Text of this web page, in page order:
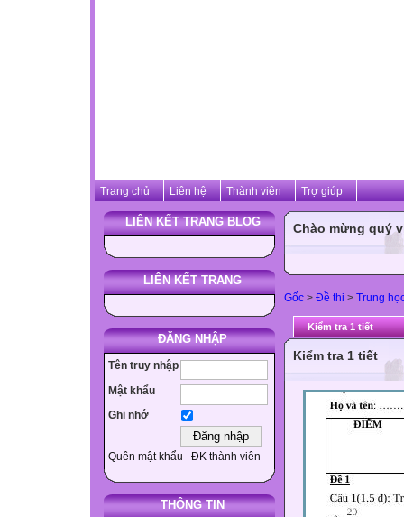
Trang chủ Liên hệ Thành viên Trợ giúp
LIÊN KẾT TRANG BLOG
LIÊN KẾT TRANG
ĐĂNG NHẬP
Tên truy nhập
Mật khẩu
Ghi nhớ
Quên mật khẩu ĐK thành viên
THÔNG TIN
Chào mừng quý
Gốc > Đề thi > Trung
Kiểm tra 1 tiết
Kiểm tra 1 tiết